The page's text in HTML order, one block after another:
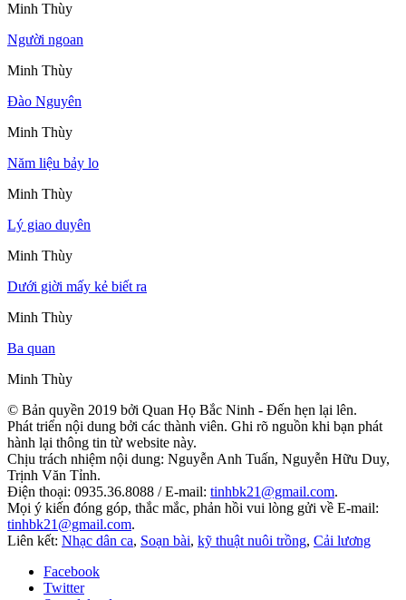
Minh Thùy
Người ngoan
Minh Thùy
Đào Nguyên
Minh Thùy
Năm liệu bảy lo
Minh Thùy
Lý giao duyên
Minh Thùy
Dưới giời mấy kẻ biết ra
Minh Thùy
Ba quan
Minh Thùy
© Bản quyền 2019 bởi Quan Họ Bắc Ninh - Đến hẹn lại lên.
Phát triển nội dung bởi các thành viên. Ghi rõ nguồn khi bạn phát
hành lại thông tin từ website này.
Chịu trách nhiệm nội dung: Nguyễn Anh Tuấn, Nguyễn Hữu Duy,
Trịnh Văn Tỉnh.
Điện thoại: 0935.36.8088 / E-mail: tinhbk21@gmail.com.
Mọi ý kiến đóng góp, thắc mắc, phản hồi vui lòng gửi về E-mail:
tinhbk21@gmail.com.
Liên kết: Nhạc dân ca, Soạn bài, kỹ thuật nuôi trồng, Cải lương
Facebook
Twitter